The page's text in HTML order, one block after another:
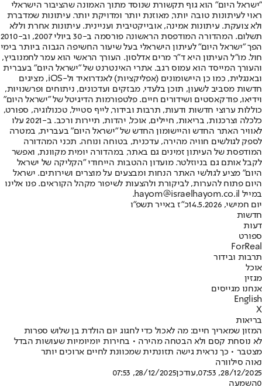
"ישראל היום" הוא גוף תקשורת שנוסד מתוך האמונה שהציבור הישראלי
ראוי לעיתונות טובה יותר, מאוזנת יותר ומדויקת יותר. עיתונות שמדברת
ולא צועקת. עיתונות אמינה, אובייקטיבית ועניינית. עיתונות אחרת וללא
תשלום. המהדורה המודפסת הראשונה פורסמה ב-30 ביולי 2007, וב-2010
הפך "ישראל היום" לעיתון הישראלי בעל שיעור החשיפה הגבוה ביותר בימי
חול. מו"ל העיתון היא ד"ר מרים אדלסון. העורך הראשי הוא עמר לחמנוביץ,
והעורך המייסד הוא עמוס רגב. אתרי האינטרנט של "ישראל היום" בעברית
ובאנגלית, כמו כן היישומונים (אפליקציות) לאנדרואיד ול-iOS, מציגים
חדשות מסביב לשעון, תוכן בלעדי, מבזקים ועדכונים, ניתוחים ופרשנויות,
וידיאו, פודקאסטים ושידורים חיים. פלטפורמות הדיגיטל של "ישראל היום"
כוללות ערוצי חדשות ודעות, תרבות ובידור, לייף סטייל, טכנולוגיה, ספורט,
כלכלה וצרכנות, בריאות, חיילים, אוכל, יהדות, תיירות ורכב. ב-2021 עלו
לאוויר האתר החדש והיישומון החדש של "ישראל היום" בעברית, במטרה
לספק לגולשים חוויה מהירה, עדכנית, בטוחה ונוחה. תכני המהדורה
המודפסת של העיתון זמינים גם באתר, במהדורה יומית מקוונת, ואפשר
לקבל אותם גם בניוזלטר. מועדון ההטבות הייחודי "הקליקה של ישראל
היום" מציע לגולשי האתר הנחות ומבצעים על מוצרים ושירותים. ישראל
היום פתוח להערות, לביקורת ולהצעות לשיפור מקהל הקוראים. פנו אלינו
במייל hayom@israelhayom.co.il.
יום חמישי, 14.5.2026
כ"ז באייר תשפ"ו
חדשות
דעות
ספורט
ForReal
תרבות ובידור
אוכל
מגזין
אנחנו מגייסים
English
X
בריאות
המזון שמאריך חיים: מה לאכול כדי לחגוג יום הולדת בן שלוש ספרות
לא נוסחת קסם ולא הבטחה מהירה • בחירות יומיומיות שעושות הבדל
מצטבר • כך נראית גישה תזונתית שמכוונת לחיים ארוכים יותר
נאוה סילוורה
28/12/2025, 07:53
,עודכן28/12/2025, 07:53
0השמעה